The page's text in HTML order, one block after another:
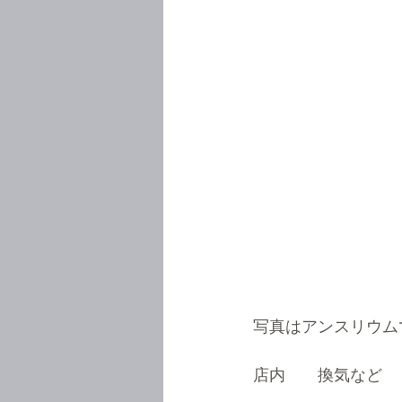
写真はアンスリウム
店内　　換気など